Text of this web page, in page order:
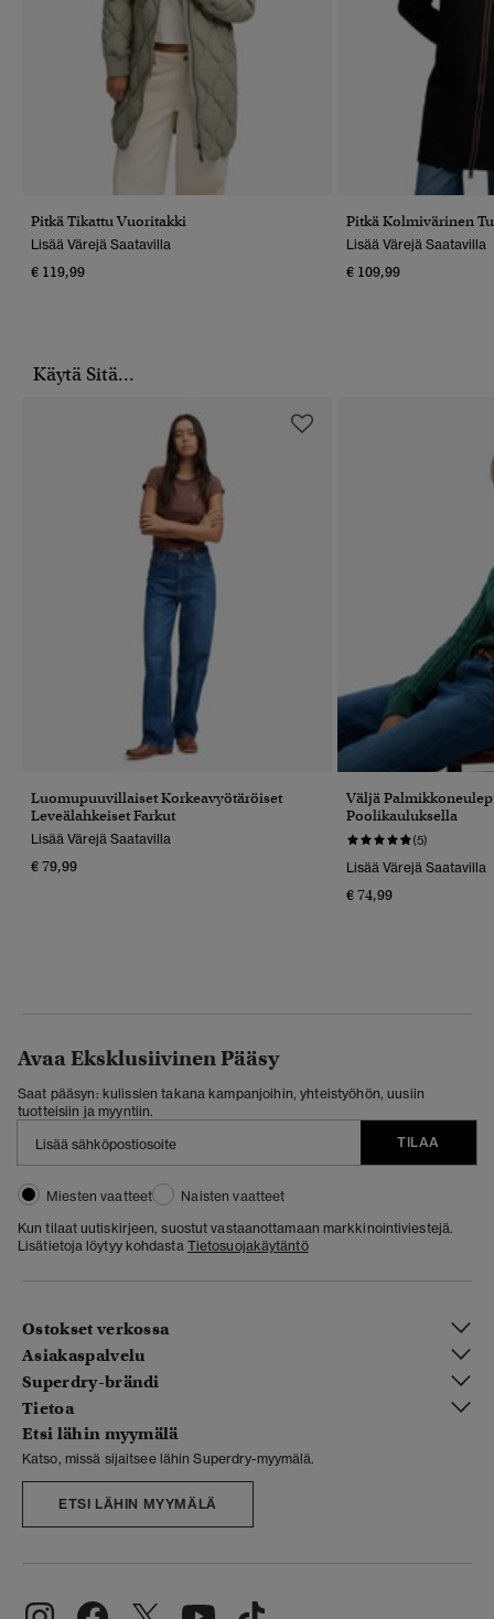
Pitkä Tikattu Vuoritakki
Lisää Värejä Saatavilla
€ 119,99
Pitkä Kolmivärinen
Lisää Värejä Saatavilla
€ 109,99
Käytä Sitä...
Luomupuuvillaiset Korkeavyötäröiset
Leveälahkeiset Farkut
Lisää Värejä Saatavilla
€ 79,99
Väljä
Poolikauluksella
(5)
Lisää Värejä Saatavilla
€ 74,99
Avaa Eksklusiivinen Pääsy
Saat pääsyn: kulissien takana kampanjoihin, yhteistyöhön, uusiin
tuotteisiin ja myyntiin.
TILAA
Miesten vaatteet
Naisten vaatteet
Kun tilaat uutiskirjeen, suostut vastaanottamaan markkinointiviestejä.
Lisätietoja löytyy kohdasta Tietosuojakäytäntö
Ostokset verkossa
Asiakaspalvelu
Superdry-brändi
Tietoa
Etsi lähin myymälä
Katso, missä sijaitsee lähin Superdry-myymälä.
ETSI LÄHIN MYYMÄLÄ